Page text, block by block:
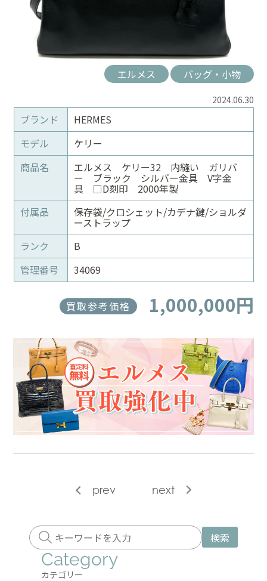
エルメス バッグ・小物
2024.06.30
ブランド
HERMES
モデル
ケリー
商品名
エルメス ケリー32 内縫い ガリバ
ー ブラック シルバー金具 V字金
具 □D刻印 2000年製
付属品
保存袋/クロシェット/カデナ鍵/ショルダ
ーストラップ
ランク
B
管理番号
34069
買取参考価格 1,000,000円
prev next
検索
Category
カテゴリー